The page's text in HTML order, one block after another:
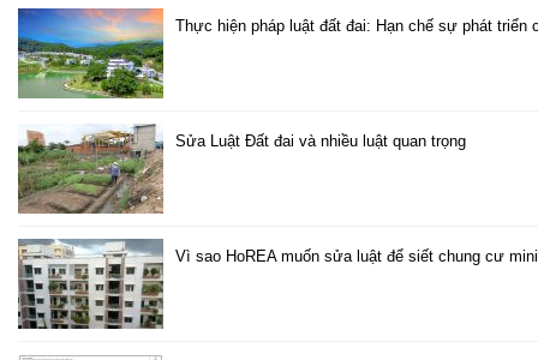
Thực hiện pháp luật đất đai: Hạn chế sự phát triển
Sửa Luật Đất đai và nhiều luật quan trọng
Vì sao HoREA muốn sửa luật để siết chung cư